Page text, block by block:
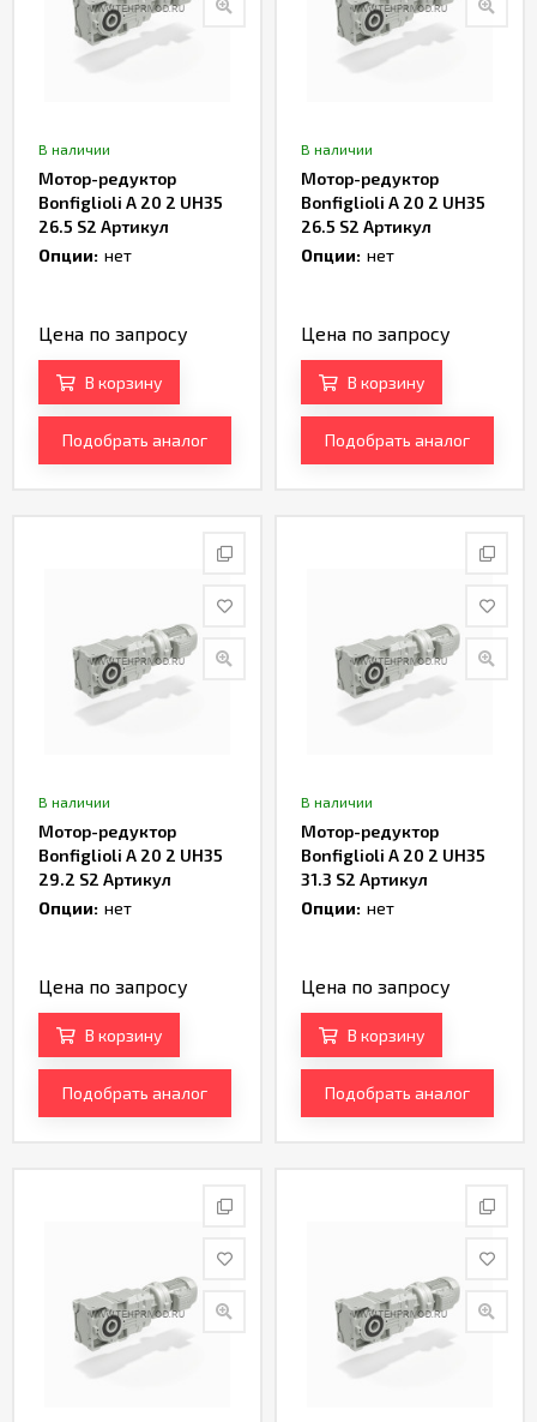
В наличии
Мотор-редуктор
Bonfiglioli A 20 2 UH35
26.5 S2 Артикул
TH232987
Опции: нет
Цена по запросу
В корзину
Подобрать аналог
В наличии
Мотор-редуктор
Bonfiglioli A 20 2 UH35
26.5 S2 Артикул
TH232989
Опции: нет
Цена по запросу
В корзину
Подобрать аналог
В наличии
Мотор-редуктор
Bonfiglioli A 20 2 UH35
29.2 S2 Артикул
TH232991
Опции: нет
Цена по запросу
В корзину
Подобрать аналог
В наличии
Мотор-редуктор
Bonfiglioli A 20 2 UH35
31.3 S2 Артикул
TH232993
Опции: нет
Цена по запросу
В корзину
Подобрать аналог